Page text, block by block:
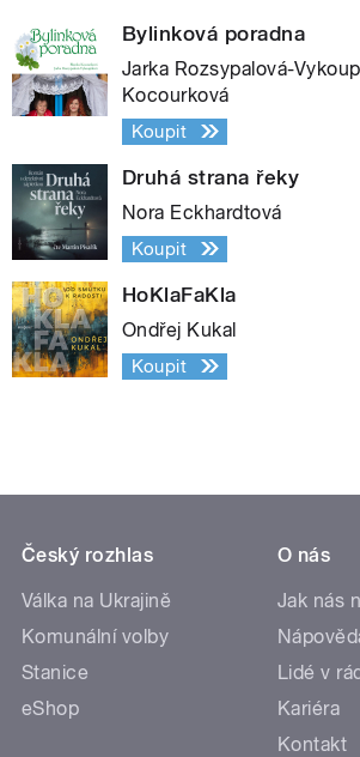
Bylinková poradna
Jarka Rozsypalová-
Kocourková
Koupit
Druhá strana řeky
Nora Eckhardtová
Koupit
HoKlaFaKla
Ondřej Kukal
Koupit
Český rozhlas
Válka na Ukrajině
Komunální volby
Stanice
eShop
O nás
Jak nás
Lidé v
Kariéra
Kontakt